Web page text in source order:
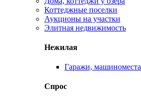
Коттеджные поселки
Аукционы на участки
Элитная недвижимость
Нежилая
Гаражи, машиноместа
Спрос